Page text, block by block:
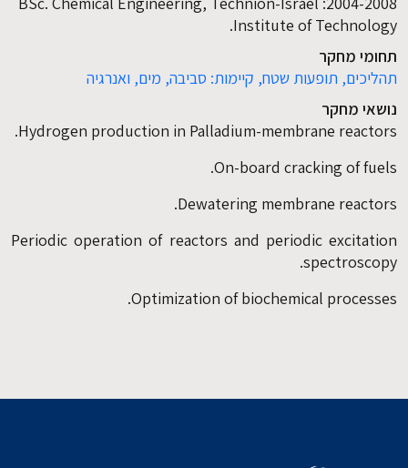
Institute of Technology.
תחומי מחקר
תהליכים, תופעות שטח, קיימות: סביבה, מים, ואנרגיה
נושאי מחקר
Hydrogen production in Palladium-membrane reactors.
On-board cracking of fuels.
Dewatering membrane reactors.
Periodic operation of reactors and periodic excitation
spectroscopy.
Optimization of biochemical processes.